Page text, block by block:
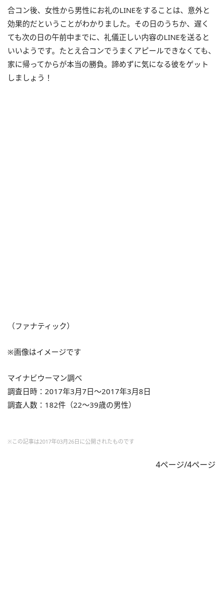
合コン後、女性から男性にお礼のLINEをすることは、意外と
効果的だということがわかりました。その日のうちか、遅く
ても次の日の午前中までに、礼儀正しい内容のLINEを送ると
いいようです。たとえ合コンでうまくアピールできなくても、
家に帰ってからが本当の勝負。諦めずに気になる彼をゲット
しましょう！
（ファナティック）
※画像はイメージです
マイナビウーマン調べ
調査日時：2017年3月7日～2017年3月8日
調査人数：182件（22～39歳の男性）
※この記事は2017年03月26日に公開されたものです
4ページ/4ページ